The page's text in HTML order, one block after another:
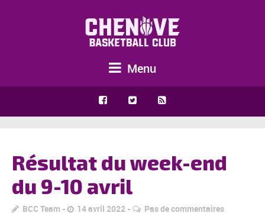
Menu
Résultat du week-end
du 9-10 avril
BCC Team 14 avril 2022 Pas de commentaires